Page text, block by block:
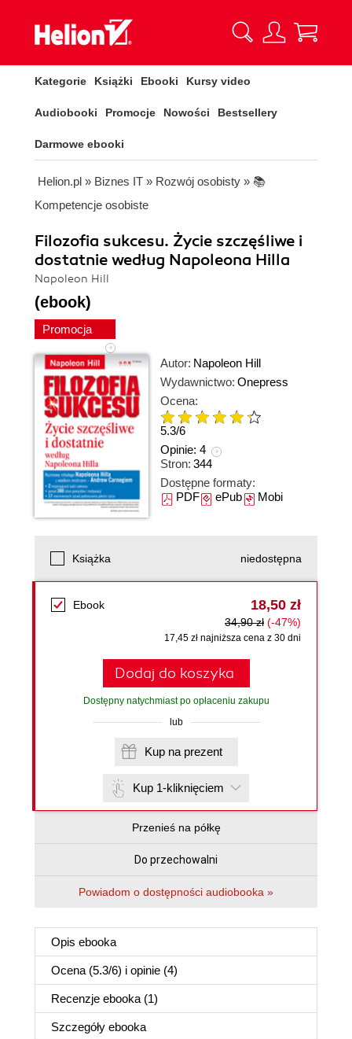
Kategorie Książki Ebooki Kursy video
Audiobooki Promocje Nowości Bestsellery
Darmowe ebooki
Helion.pl » Biznes IT » Rozwój osobisty » 📚
Kompetencje osobiste
Filozofia sukcesu. Życie szczęśliwe i
dostatnie według Napoleona Hilla
Napoleon Hill
(ebook)
Promocja
Autor: Napoleon Hill
Wydawnictwo: Onepress
Ocena:
5.3/6
Opinie: 4
Stron: 344
Dostępne formaty:
PDFePubMobi
Książka niedostępna
Ebook 18,50 zł
34,90 zł (-47%)
17,45 zł najniższa cena z 30 dni
Dodaj do koszyka
Dostępny natychmiast po opłaceniu zakupu
lub
Kup na prezent
Kup 1-kliknięciem
Przenieś na półkę
Do przechowalni
Powiadom o dostępności audiobooka »
Opis ebooka
Ocena (5.3/6) i opinie (4)
Recenzje ebooka (1)
Szczegóły ebooka